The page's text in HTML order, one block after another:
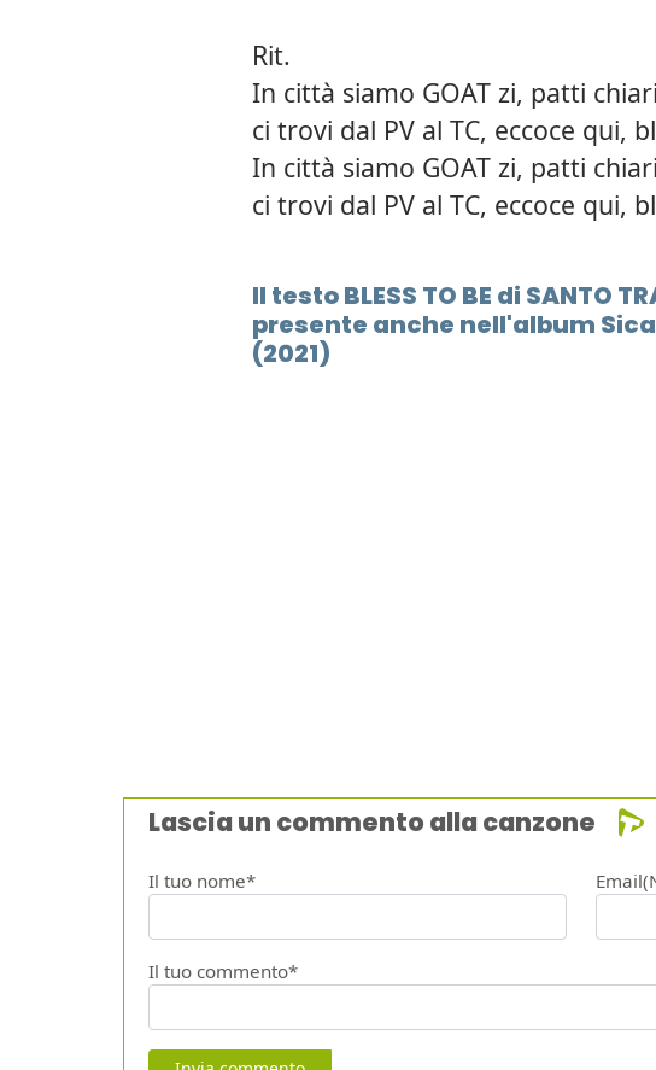
Rit.
In città siamo GOAT zi, patti
ci trovi dal PV al TC, eccoce qui,
In città siamo GOAT zi, patti
ci trovi dal PV al TC, eccoce qui,
Il testo BLESS TO BE di SANTO
presente anche nell'album
(2021)
Lascia un commento alla canzone
Il tuo nome*
Il tuo commento*